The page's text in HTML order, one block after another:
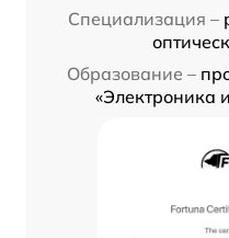
Специализация –
Образование –
«Электроника